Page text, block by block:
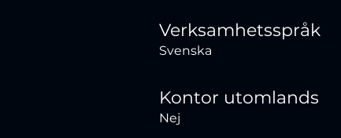
Verksamhetsspråk
Svenska
Kontor utomlands
Nej